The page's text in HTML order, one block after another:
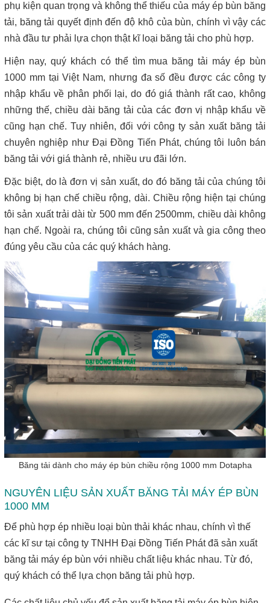
phụ kiện quan trọng và không thể thiếu của máy ép bùn băng
tải, băng tải quyết định đến độ khô của bùn, chính vì vậy các
nhà đầu tư phải lựa chọn thật kĩ loại băng tải cho phù hợp.
Hiện nay, quý khách có thể tìm mua băng tải máy ép bùn
1000 mm tại Việt Nam, nhưng đa số đều được các công ty
nhập khẩu về phân phối lại, do đó giá thành rất cao, không
những thế, chiều dài băng tải của các đơn vị nhập khẩu về
cũng hạn chế. Tuy nhiên, đối với công ty sản xuất băng tải
chuyên nghiệp như Đại Đồng Tiến Phát, chúng tôi luôn bán
băng tải với giá thành rẻ, nhiều ưu đãi lớn.
Đặc biệt, do là đơn vị sản xuất, do đó băng tải của chúng tôi
không bị hạn chế chiều rộng, dài. Chiều rộng hiện tại chúng
tôi sản xuất trải dài từ 500 mm đến 2500mm, chiều dài không
hạn chế. Ngoài ra, chúng tôi cũng sản xuất và gia công theo
đúng yêu cầu của các quý khách hàng.
Băng tải dành cho máy ép bùn chiều rộng 1000 mm Dotapha
NGUYÊN LIỆU SẢN XUẤT BĂNG TẢI MÁY ÉP BÙN
1000 MM
Để phù hợp ép nhiều loại bùn thải khác nhau, chính vì thế
các kĩ sư tại công ty TNHH Đại Đồng Tiến Phát đã sản xuất
băng tải máy ép bùn với nhiều chất liệu khác nhau. Từ đó,
quý khách có thể lựa chọn băng tải phù hợp.